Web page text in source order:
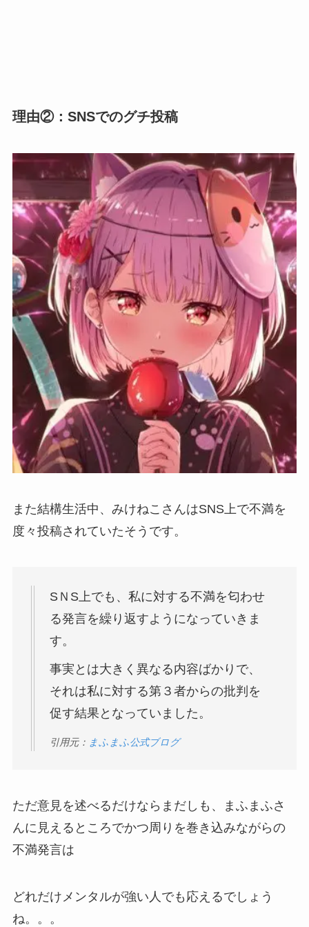
理由②：SNSでのグチ投稿
また結構生活中、みけねこさんはSNS上で不満を
度々投稿されていたそうです。
SＮS上でも、私に対する不満を匂わせ
る発言を繰り返すようになっていきま
す。
事実とは大きく異なる内容ばかりで、
それは私に対する第３者からの批判を
促す結果となっていました。
引用元： まふまふ公式ブログ
ただ意見を述べるだけならまだしも、まふまふさ
んに見えるところでかつ周りを巻き込みながらの
不満発言は
どれだけメンタルが強い人でも応えるでしょう
ね。。。